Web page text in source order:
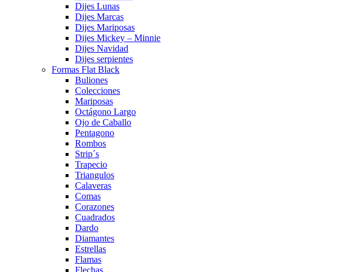
Dijes Lunas
Dijes Marcas
Dijes Mariposas
Dijes Mickey – Minnie
Dijes Navidad
Dijes serpientes
Formas Flat Black
Buliones
Colecciones
Mariposas
Octágono Largo
Ojo de Caballo
Pentagono
Rombos
Strip´s
Trapecio
Triangulos
Calaveras
Comas
Corazones
Cuadrados
Dardo
Diamantes
Estrellas
Flamas
Flechas